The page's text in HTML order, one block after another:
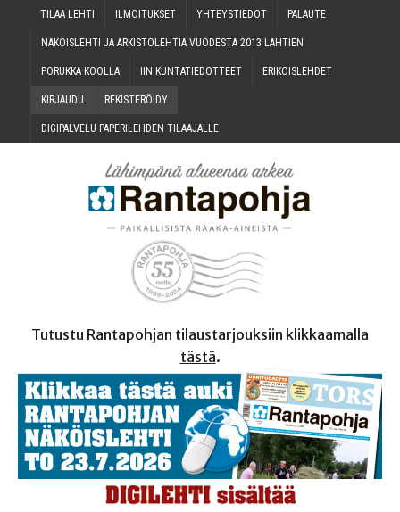
TILAA LEH­TI ILMOI­TUK­SET YHTEYS­TIE­DOT PALAU­TE
NÄKÖIS­LEH­TI JA ARKIS­TO­LEH­TIÄ VUO­DES­TA 2013 LÄHTIEN
PORUK­KA KOOLLA IIN KUN­TA­TIE­DOT­TEET ERI­KOIS­LEH­DET
KIR­JAU­DU REKIS­TE­RÖI­DY
DIGI­PAL­VE­LU PAPE­RI­LEH­DEN TILAAJALLE
Tutustu Rantapohjan tilaustarjouksiin klikkaamalla
tästä.